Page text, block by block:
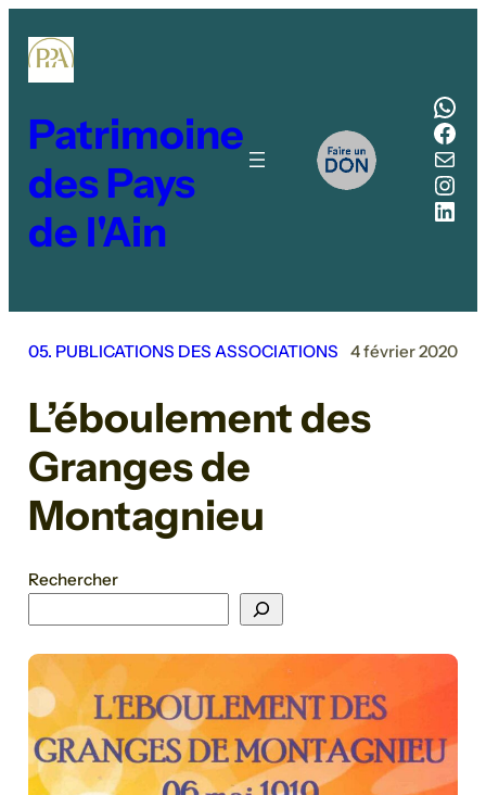
contenu
Patrimoine
des Pays
de l'Ain
E-mail
05. PUBLICATIONS DES ASSOCIATIONS 4 février 2020
L’éboulement des
Granges de
Montagnieu
Rechercher